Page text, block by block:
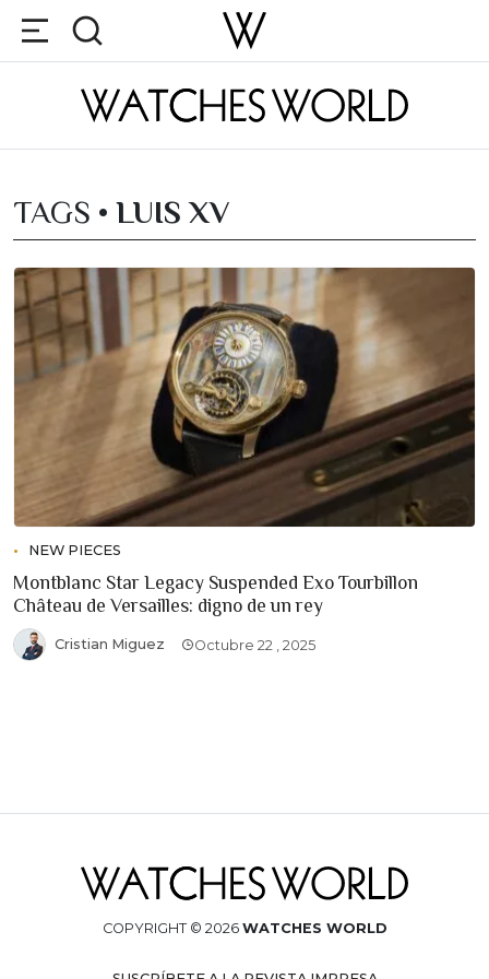
TAGS • LUIS XV
NEW PIECES
Montblanc Star Legacy Suspended Exo Tourbillon
Château de Versailles: digno de un rey
Cristian Miguez Octubre 22 , 2025
COPYRIGHT © 2026 WATCHES WORLD